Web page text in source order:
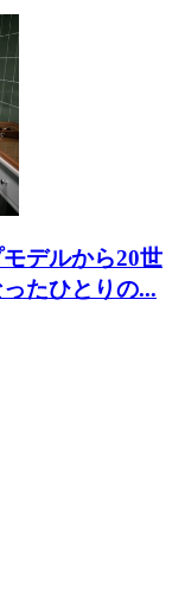
デルから20世
たひとりの...